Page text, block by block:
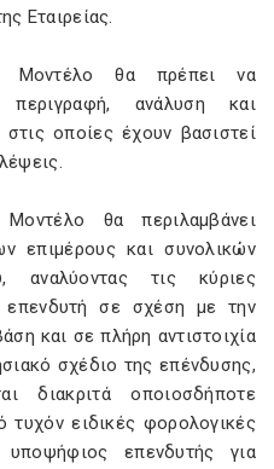
Εταιρείας.
Μοντέλο θα πρέπει να
ανάλυση και
οποίες έχουν βασιστεί
θα περιλαμβάνει
επιμέρους και συνολικών
αναλύοντας τις κύριες
σε σχέση με την
και σε πλήρη αντιστοιχία
σχέδιο της επένδυσης,
διακριτά οποιοσδήποτε
τυχόν ειδικές φορολογικές
επενδυτής για